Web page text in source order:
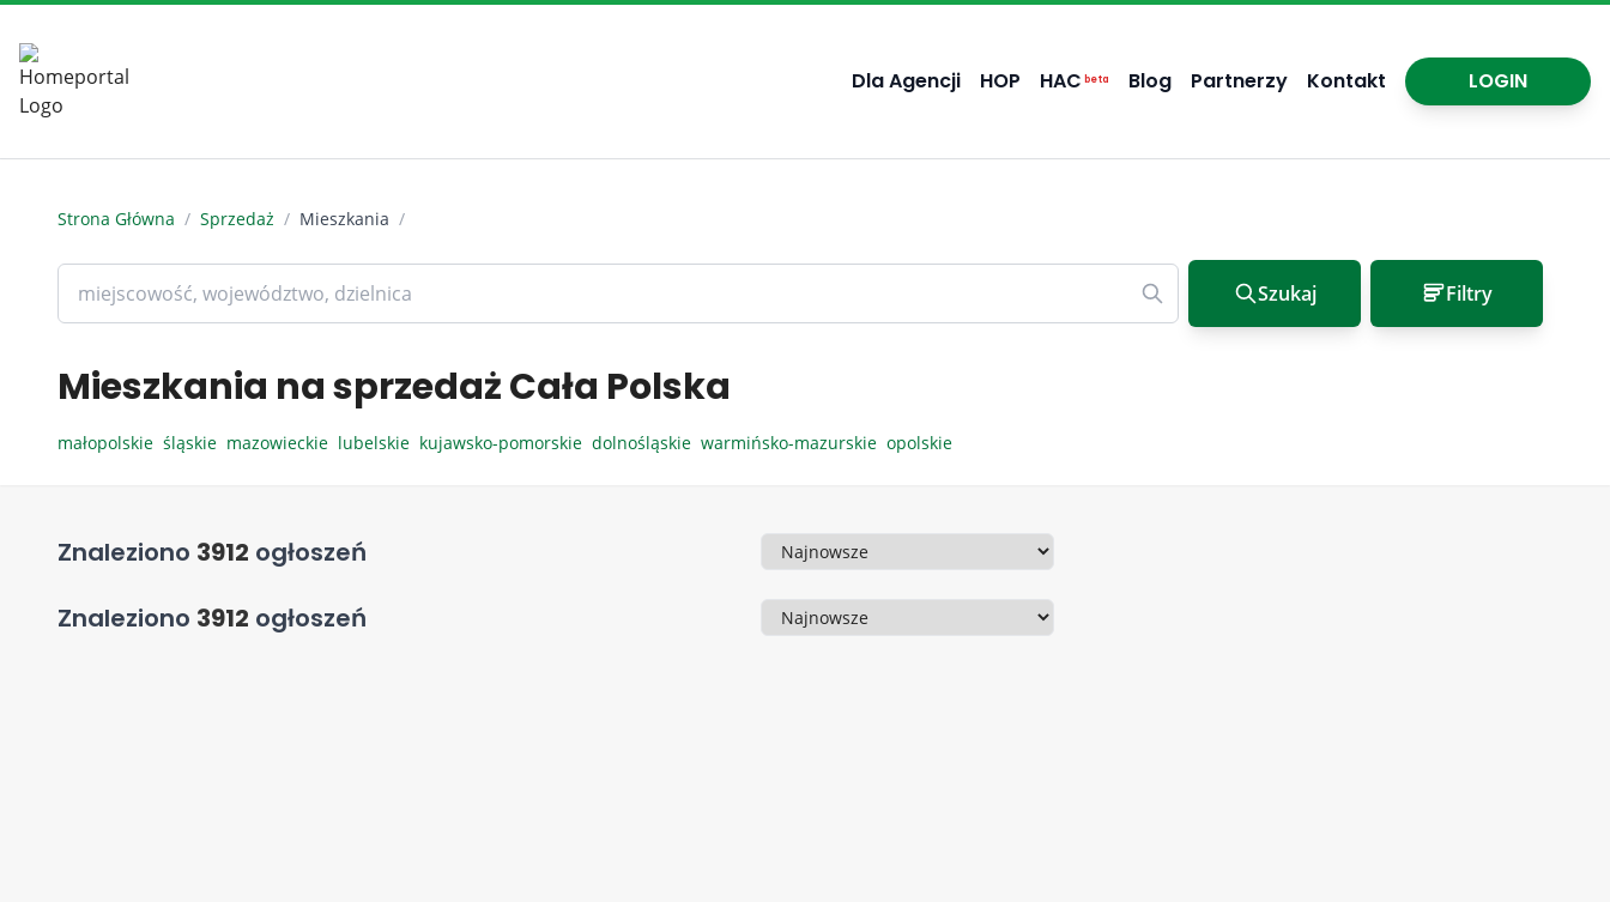
Dla Agencji HOP HAC beta Blog Partnerzy Kontakt LOGIN
Strona Główna / Sprzedaż / Mieszkania /
Szukaj Filtry
Mieszkania na sprzedaż Cała Polska
małopolskie śląskie mazowieckie lubelskie kujawsko-pomorskie dolnośląskie warmińsko-mazurskie opolskie
Znaleziono 3912 ogłoszeń Sortowanie
Znaleziono 3912 ogłoszeń Sortowanie